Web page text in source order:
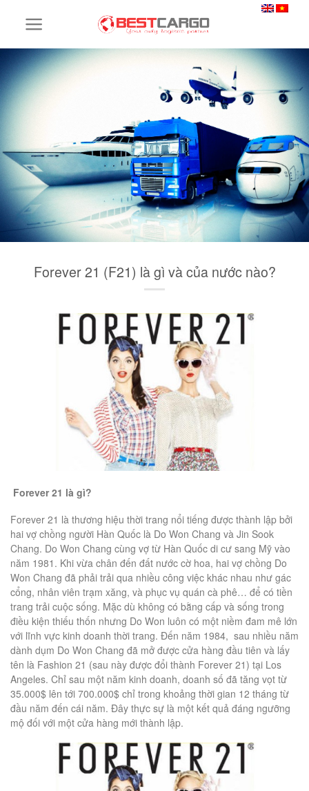
Forever 21 (F21) là gì và của nước nào?
Forever 21 là gì?
Forever 21 là thương hiệu thời trang nổi tiếng được thành lập bởi
hai vợ chồng người Hàn Quốc là Do Won Chang và Jin Sook
Chang. Do Won Chang cùng vợ từ Hàn Quốc di cư sang Mỹ vào
năm 1981. Khi vừa chân đến đất nước cờ hoa, hai vợ chồng Do
Won Chang đã phải trải qua nhiều công việc khác nhau như gác
cổng, nhân viên trạm xăng, và phục vụ quán cà phê… để có tiền
trang trải cuộc sống. Mặc dù không có bằng cấp và sống trong
điều kiện thiếu thốn nhưng Do Won luôn có một niềm đam mê lớn
với lĩnh vực kinh doanh thời trang. Đến năm 1984, sau nhiều năm
dành dụm Do Won Chang đã mở được cửa hàng đầu tiên và lấy
tên là Fashion 21 (sau này được đổi thành Forever 21) tại Los
Angeles. Chỉ sau một năm kinh doanh, doanh số đã tăng vọt từ
35.000$ lên tới 700.000$ chỉ trong khoảng thời gian 12 tháng từ
đầu năm đến cái năm. Đây thực sự là một kết quả đáng ngưỡng
mộ đối với một cửa hàng mới thành lập.